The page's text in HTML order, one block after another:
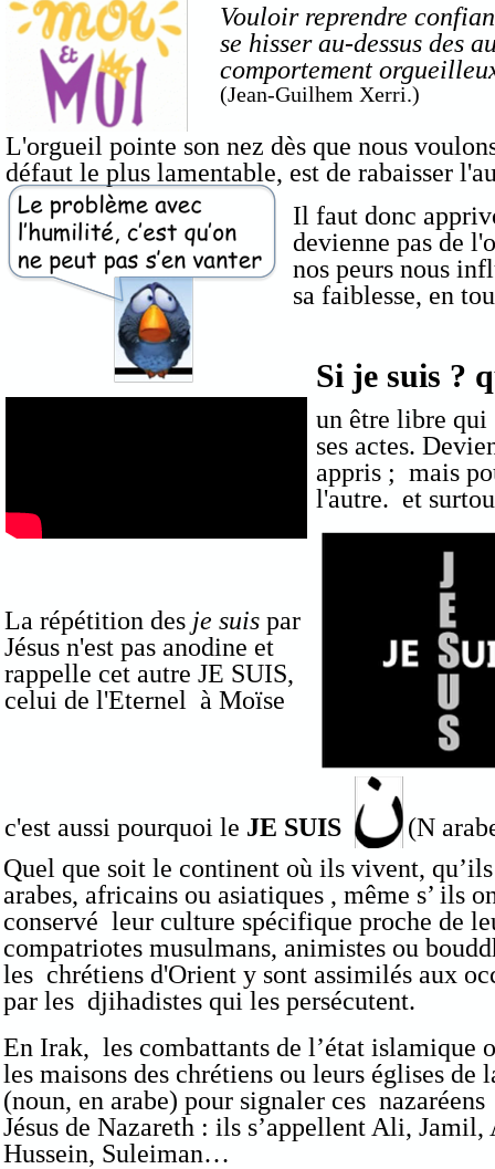
L'orgueil pointe son nez dès que nous
défaut le plus lamentable, est de rabaisser
Il faut donc
devienne pas de
nos peurs nous
sa faiblesse, en
Quel que soit le continent où ils vivent,
arabes, africains ou asiatiques , même s’ ils
conservé leur culture spécifique proche de
compatriotes musulmans, animistes ou
les chrétiens d'Orient y sont assimilés aux
par les djihadistes qui les persécutent.
En Irak, les combattants de l’état islamique
les maisons des chrétiens ou leurs églises de
(noun, en arabe) pour signaler ces
Jésus de Nazareth : ils s’appellent Ali, Jamil,
Hussein, Suleiman…
c'est aussi pourquoi le JE SUIS (N arabe
Si je suis ?
un être libre qui
ses actes.
appris ; mais
l'autre. et
La répétition des je suispar
Jésus n'est pas anodine et
rappelle cet autre JE SUIS,
celui de l'Eternel à Moïse
Vouloir reprendre
se hisser au-dessus des
comportement
(Jean-Guilhem Xerri.)